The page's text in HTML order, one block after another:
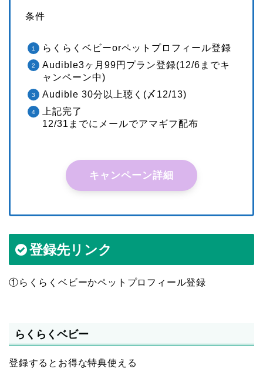
条件
らくらくベビーorペットプロフィール登録
Audible3ヶ月99円プラン登録(12/6までキ
ャンペーン中)
Audible 30分以上聴く(〆12/13)
上記完了
12/31までにメールでアマギフ配布
キャンペーン詳細
登録先リンク
①らくらくベビーかペットプロフィール登録
らくらくベビー
登録するとお得な特典使える